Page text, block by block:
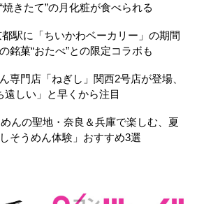
きたて”の月化粧が食べられる
都駅に「ちいかわベーカリー」の期間
銘菓“おたべ”との限定コラボも
専門店「ねぎし」関西2号店が登場、
遠しい」と早くから注目
めんの聖地・奈良＆兵庫で楽しむ、夏
そうめん体験」おすすめ3選